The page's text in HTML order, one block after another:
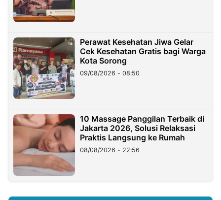
Perawat Kesehatan Jiwa Gelar
Cek Kesehatan Gratis bagi Warga
Kota Sorong
09/08/2026 - 08:50
10 Massage Panggilan Terbaik di
Jakarta 2026, Solusi Relaksasi
Praktis Langsung ke Rumah
08/08/2026 - 22:56